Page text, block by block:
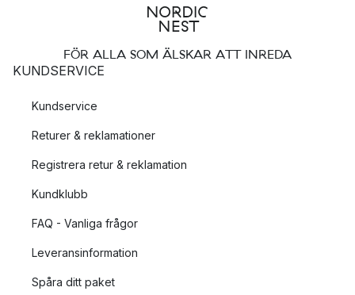
FÖR ALLA SOM ÄLSKAR ATT INREDA
KUNDSERVICE
Kundservice
Returer & reklamationer
Registrera retur & reklamation
Kundklubb
FAQ - Vanliga frågor
Leveransinformation
Spåra ditt paket